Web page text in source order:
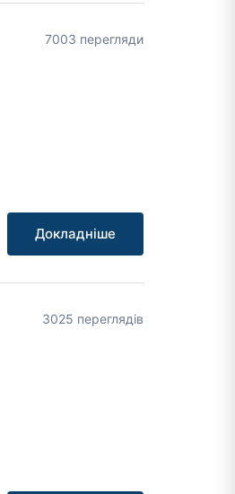
7003 перегляди
Докладніше
3025 переглядів